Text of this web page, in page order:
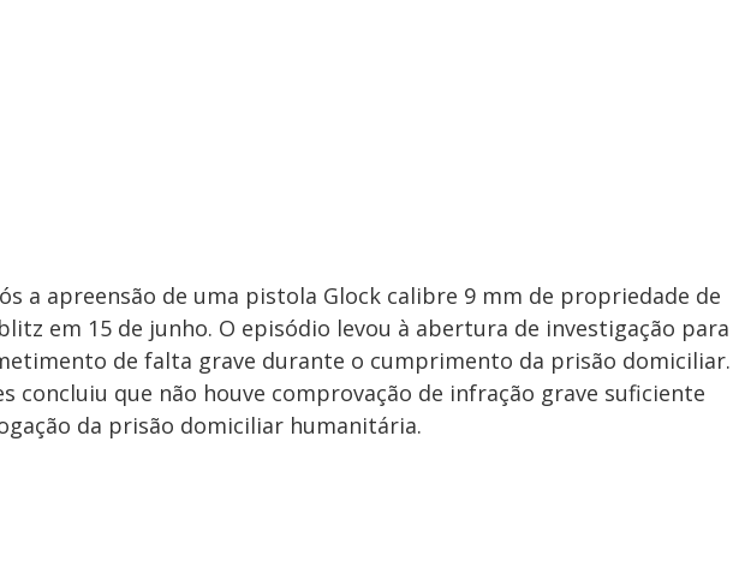
a apreensão de uma pistola Glock calibre 9 mm de propriedade de
em 15 de junho. O episódio levou à abertura de investigação para
de falta grave durante o cumprimento da prisão domiciliar.
concluiu que não houve comprovação de infração grave suficiente
da prisão domiciliar humanitária.